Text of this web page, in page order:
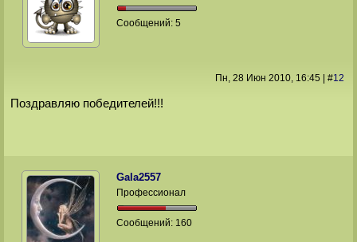
Сообщений:5
Пн, 28 Июн 2010, 16:45 #12
Поздравляю победителей!!!
Gala2557
Профессионал
Сообщений: 160